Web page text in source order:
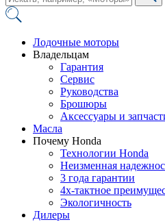
Лодочные моторы
Владельцам
Гарантия
Сервис
Руководства
Брошюры
Аксессуары и
Масла
Почему Honda
Технологии Honda
Неизменная
3 года гарантии
4х-тактное
Экологичность
Дилеры